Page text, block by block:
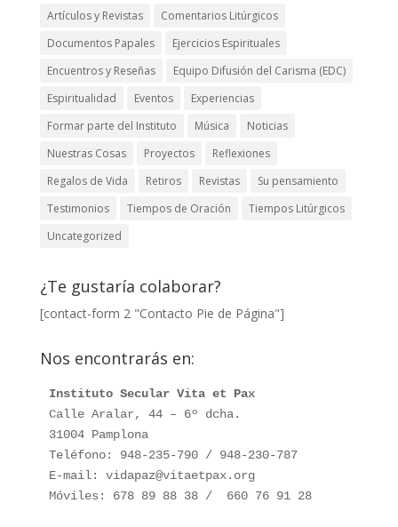
Artículos y Revistas
Comentarios Litúrgicos
Documentos Papales
Ejercicios Espirituales
Encuentros y Reseñas
Equipo Difusión del Carisma (EDC)
Espiritualidad
Eventos
Experiencias
Formar parte del Instituto
Música
Noticias
Nuestras Cosas
Proyectos
Reflexiones
Regalos de Vida
Retiros Revistas
Su pensamiento
Testimonios
Tiempos de Oración
Tiempos Litúrgicos
Uncategorized
¿Te gustaría colaborar?
[contact-form 2 "Contacto Pie de Página"]
Nos encontrarás en:
Instituto Secular Vita et Pax
Calle Aralar, 44 – 6º dcha.
31004 Pamplona
Teléfono: 948-235-790 / 948-230-787
E-mail: vidapaz@vitaetpax.org
Móviles: 678 89 88 38 /  660 76 91 28